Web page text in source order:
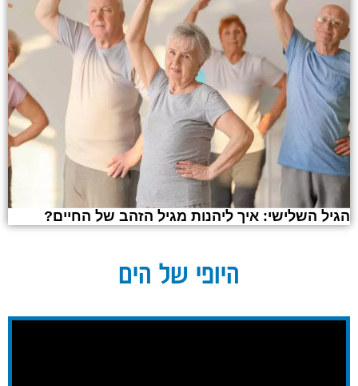
הגיל השלישי: איך ליהנות מגיל הזהב של החיים?
היופי של הים